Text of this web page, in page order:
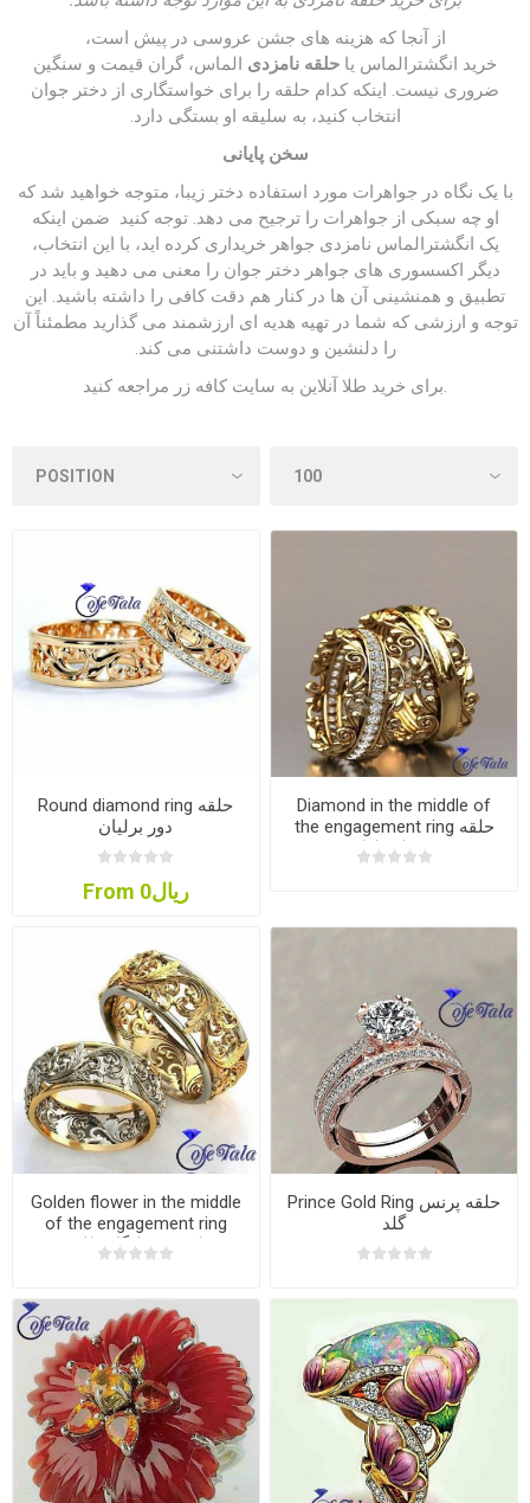
از آنجا که هزینه های جشن عروسی در پیش است،
خرید انگشترالماس یا حلقه نامزدی الماس، گران قیمت و سنگین
ضروری نیست. اینکه کدام حلقه را برای خواستگاری از دختر جوان
انتخاب کنید، به سلیقه او بستگی دارد.
سخن پایانی
با یک نگاه در جواهرات مورد استفاده دختر زیبا، متوجه خواهید شد که
او چه سبکی از جواهرات را ترجیح می دهد. توجه کنید ضمن اینکه
یک انگشترالماس نامزدی جواهر خریداری کرده اید، با این انتخاب،
دیگر اکسسوری های جواهر دختر جوان را معنی می دهید و باید در
تطبیق و همنشینی آن ها در کنار هم دقت کافی را داشته باشید. این
توجه و ارزشی که شما در تهیه هدیه ای ارزشمند می گذارید مطمئناً آن
را دلنشین و دوست داشتنی می کند.
برای خرید طلا آنلاین به سایت کافه زر مراجعه کنید.
Round diamond ring حلقه
دور برلیان
From ریال0
Diamond in the middle of
the engagement ring حلقه
وسط برلیان
Golden flower in the middle
of the engagement ring
حلقه وسط گل طلایی
Prince Gold Ring حلقه پرنس
گلد